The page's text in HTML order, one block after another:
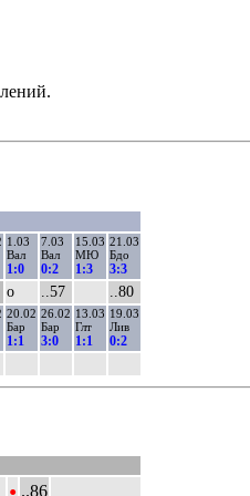
1.03
Вал
1:0
7.03
Вал
0:2
15.03
МЮ
1:3
21.03
Бдо
3:3
о ..57 ..80
20.02
Бар
1:1
26.02
Бар
3:0
13.03
Глт
1:1
19.03
Лив
0:2
..86